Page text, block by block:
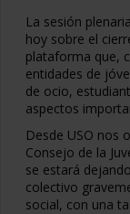
La sesión
hoy sobre el
plataforma que,
entidades de
de ocio,
aspectos
Desde USO nos
Consejo de la
se estará
colectivo
social, con una